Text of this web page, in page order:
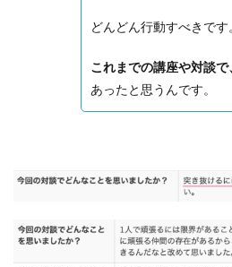
どんどん行動すべきです
これまでの講座や対談
あったと思うんです。